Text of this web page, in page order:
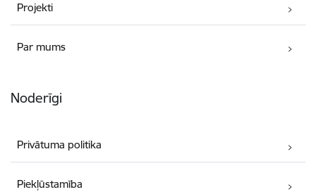
Projekti
Par mums
Noderīgi
Privātuma politika
Piekļūstamība